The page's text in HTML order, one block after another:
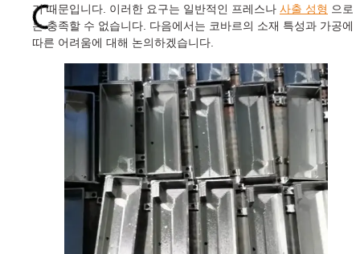
기 때문입니다. 이러한 요구는 일반적인 프레스나 사출 성형 으로
는 충족할 수 없습니다. 다음에서는 코바르의 소재 특성과 가공에
따른 어려움에 대해 논의하겠습니다.